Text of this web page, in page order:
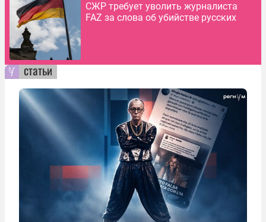
СЖР требует уволить журналиста
FAZ за слова об убийстве русских
статьи